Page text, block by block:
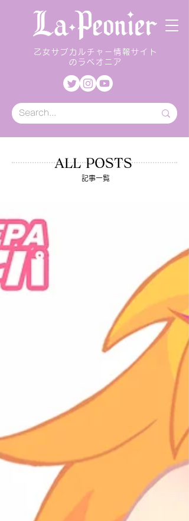
乙女サブカルチャー情報サイト
のラペオニア
ALL POSTS
記事一覧